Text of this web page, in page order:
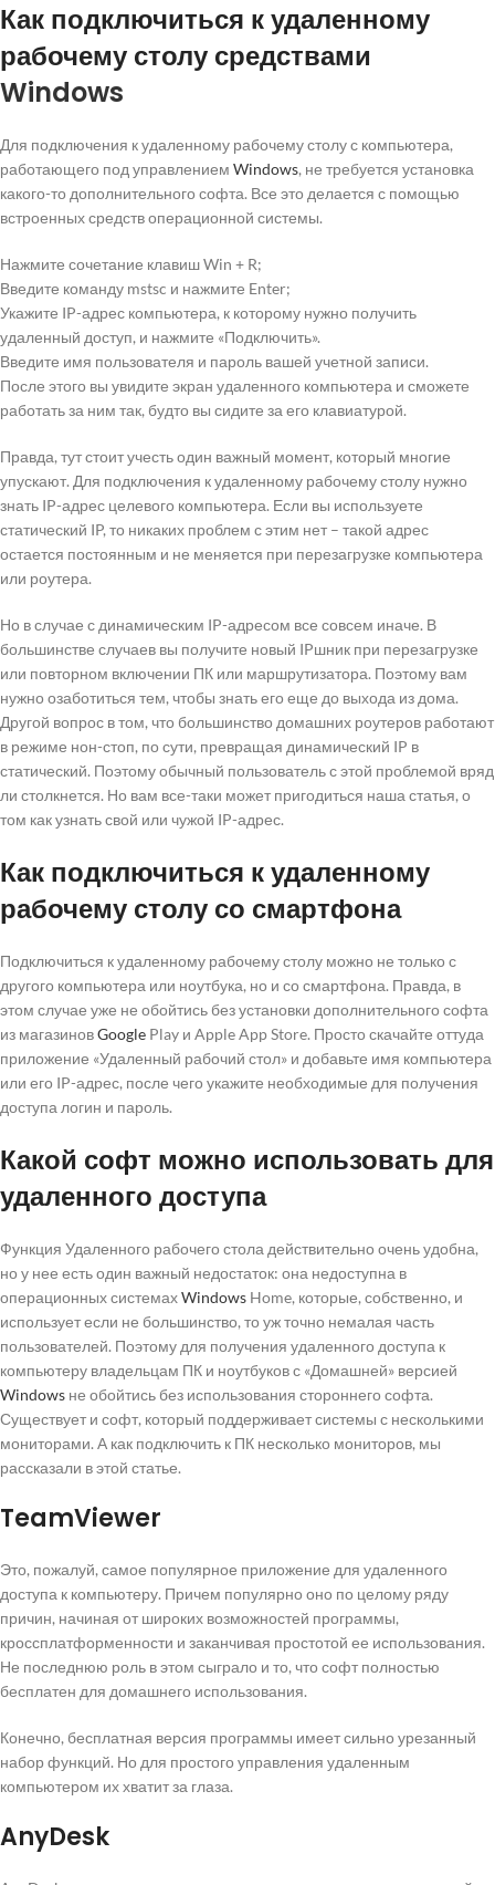
Как подключиться к удаленному
рабочему столу средствами
Windows
Для подключения к удаленному рабочему столу с компьютера,
работающего под управлением Windows, не требуется установка
какого-то дополнительного софта. Все это делается с помощью
встроенных средств операционной системы.
Нажмите сочетание клавиш Win + R;
Введите команду mstsc и нажмите Enter;
Укажите IP-адрес компьютера, к которому нужно получить
удаленный доступ, и нажмите «Подключить».
Введите имя пользователя и пароль вашей учетной записи.
После этого вы увидите экран удаленного компьютера и сможете
работать за ним так, будто вы сидите за его клавиатурой.
Правда, тут стоит учесть один важный момент, который многие
упускают. Для подключения к удаленному рабочему столу нужно
знать IP-адрес целевого компьютера. Если вы используете
статический IP, то никаких проблем с этим нет – такой адрес
остается постоянным и не меняется при перезагрузке компьютера
или роутера.
Но в случае с динамическим IP-адресом все совсем иначе. В
большинстве случаев вы получите новый IPшник при перезагрузке
или повторном включении ПК или маршрутизатора. Поэтому вам
нужно озаботиться тем, чтобы знать его еще до выхода из дома.
Другой вопрос в том, что большинство домашних роутеров работают
в режиме нон-стоп, по сути, превращая динамический IP в
статический. Поэтому обычный пользователь с этой проблемой вряд
ли столкнется. Но вам все-таки может пригодиться наша статья, о
том как узнать свой или чужой IP-адрес.
Как подключиться к удаленному
рабочему столу со смартфона
Подключиться к удаленному рабочему столу можно не только с
другого компьютера или ноутбука, но и со смартфона. Правда, в
этом случае уже не обойтись без установки дополнительного софта
из магазиновGoogle Play и Apple App Store. Просто скачайте оттуда
приложение «Удаленный рабочий стол» и добавьте имя компьютера
или его IP-адрес, после чего укажите необходимые для получения
доступа логин и пароль.
Какой софт можно использовать для
удаленного доступа
Функция Удаленного рабочего стола действительно очень удобна,
но у нее есть один важный недостаток: она недоступна в
операционных системахWindows Home, которые, собственно, и
использует если не большинство, то уж точно немалая часть
пользователей. Поэтому для получения удаленного доступа к
компьютеру владельцам ПК и ноутбуков с «Домашней» версией
Windows не обойтись без использования стороннего софта.
Существует и софт, который поддерживает системы с несколькими
мониторами. А как подключить к ПК несколько мониторов, мы
рассказали в этой статье.
TeamViewer
Это, пожалуй, самое популярное приложение для удаленного
доступа к компьютеру. Причем популярно оно по целому ряду
причин, начиная от широких возможностей программы,
кроссплатформенности и заканчивая простотой ее использования.
Не последнюю роль в этом сыграло и то, что софт полностью
бесплатен для домашнего использования.
Конечно, бесплатная версия программы имеет сильно урезанный
набор функций. Но для простого управления удаленным
компьютером их хватит за глаза.
AnyDesk